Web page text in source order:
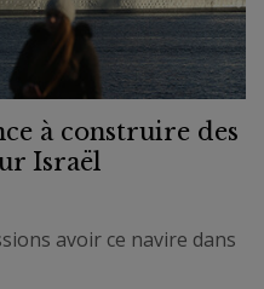
à construire des
Israël
avoir ce navire dans